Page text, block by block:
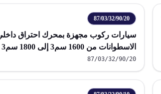
87/03/32/90/20
سيارات ركوب مجهزة بمحرك احتراق
الاسطوانات من 1600 سم3 إلى 1800 سم3
87/03/32/90/20